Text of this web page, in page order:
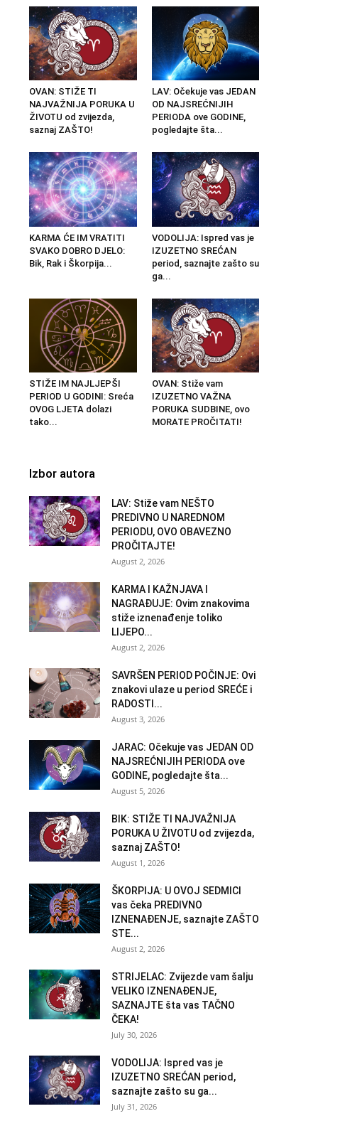
OVAN: STIŽE TI
NAJVAŽNIJA PORUKA U
ŽIVOTU od zvijezda,
saznaj ZAŠTO!
LAV: Očekuje vas JEDAN
OD NAJSREĆNIJIH
PERIODA ove GODINE,
pogledajte šta...
KARMA ĆE IM VRATITI
SVAKO DOBRO DJELO:
Bik, Rak i Škorpija...
VODOLIJA: Ispred vas je
IZUZETNO SREĆAN
period, saznajte zašto su
ga...
STIŽE IM NAJLJEPŠI
PERIOD U GODINI: Sreća
OVOG LJETA dolazi
tako...
OVAN: Stiže vam
IZUZETNO VAŽNA
PORUKA SUDBINE, ovo
MORATE PROČITATI!
Izbor autora
LAV: Stiže vam NEŠTO
PREDIVNO U NAREDNOM
PERIODU, OVO OBAVEZNO
PROČITAJTE!
August 2, 2026
KARMA I KAŽNJAVA I
NAGRAĐUJE: Ovim znakovima
stiže iznenađenje toliko
LIJEPO...
August 2, 2026
SAVRŠEN PERIOD POČINJE: Ovi
znakovi ulaze u period SREĆE i
RADOSTI...
August 3, 2026
JARAC: Očekuje vas JEDAN OD
NAJSREĆNIJIH PERIODA ove
GODINE, pogledajte šta...
August 5, 2026
BIK: STIŽE TI NAJVAŽNIJA
PORUKA U ŽIVOTU od zvijezda,
saznaj ZAŠTO!
August 1, 2026
ŠKORPIJA: U OVOJ SEDMICI
vas čeka PREDIVNO
IZNENAĐENJE, saznajte ZAŠTO
STE...
August 2, 2026
STRIJELAC: Zvijezde vam šalju
VELIKO IZNENAĐENJE,
SAZNAJTE šta vas TAČNO
ČEKA!
July 30, 2026
VODOLIJA: Ispred vas je
IZUZETNO SREĆAN period,
saznajte zašto su ga...
July 31, 2026